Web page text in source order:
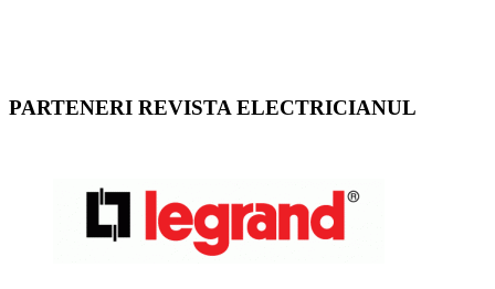
PARTENERI REVISTA ELECTRICIANUL